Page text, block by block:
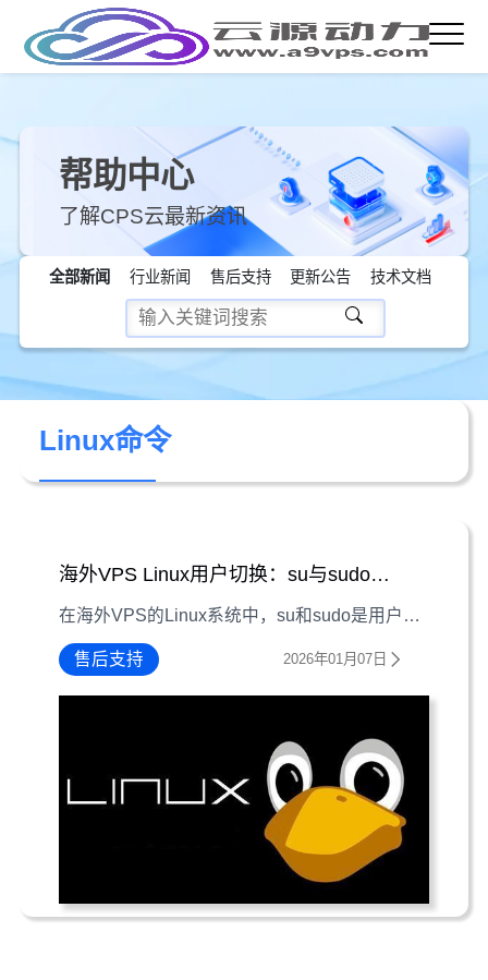
帮助中心
了解CPS云最新资讯
全部新闻 行业新闻 售后支持 更新公告 技术文档
Linux命令
海外VPS Linux用户切换：su与sudo权限管理指南
在海外VPS的Linux系统中，su和sudo是用户切换与权限管理的核心工具。本文详解两者差异、操作场景及配置要点，助你平衡系统安全与操作效率。
售后支持 2026年01月07日